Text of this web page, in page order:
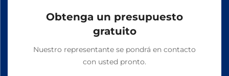
Obtenga un presupuesto
gratuito
Nuestro representante se pondrá en contacto
con usted pronto.